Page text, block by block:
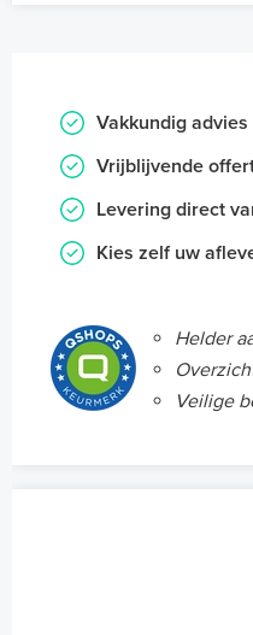
Vakkundig
Vrijblijvende
Levering direct
Kies zelf uw
Helder
Veilige